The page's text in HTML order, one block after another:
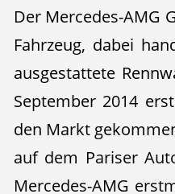
Der Mercedes-AMG
Fahrzeug, dabei
ausgestattete
September 2014
den Markt
auf dem Pariser
Mercedes-AMG